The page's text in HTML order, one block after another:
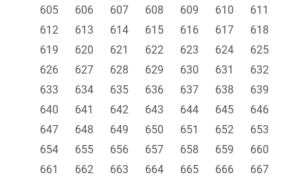
605
606 607 608 609 610
611
612
613 614 615 616 617
618
619
620 621 622 623 624
625
626
627 628 629 630 631
632
633
634 635 636 637 638
639
640
641 642 643 644 645
646
647
648 649 650 651 652
653
654
655 656 657 658 659
660
661
662 663 664 665 666
667